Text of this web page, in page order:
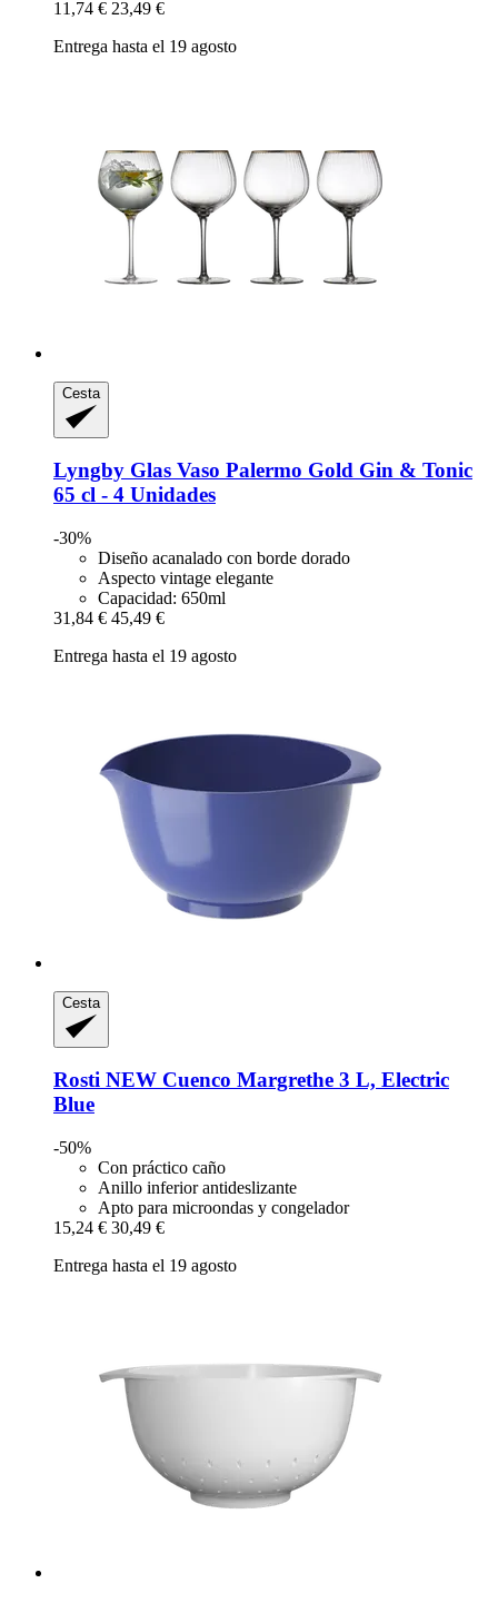
11,74 € 23,49 €
Entrega hasta el 19 agosto
Cesta
Lyngby Glas Vaso Palermo Gold Gin & Tonic
65 cl -​ 4 Unidades
-30%
Diseño acanalado con borde dorado
Aspecto vintage elegante
Capacidad: 650ml
31,84 € 45,49 €
Entrega hasta el 19 agosto
Cesta
Rosti NEW Cuenco Margrethe 3 L, Electric
Blue
-50%
Con práctico caño
Anillo inferior antideslizante
Apto para microondas y congelador
15,24 € 30,49 €
Entrega hasta el 19 agosto